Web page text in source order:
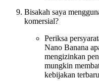
Bisakah saya
komersial?
Periksa
Nano Banana
mengizinkan
mungkin
kebijakan